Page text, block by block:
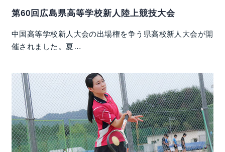
第60回広島県高等学校新人陸上競技大会
中国高等学校新人大会の出場権を争う県高校新人大会が開
催されました。夏…